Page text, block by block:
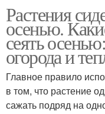
Растения
осенью.
сеять
огорода и
Главное правило
в том, что растение
сажать подряд на